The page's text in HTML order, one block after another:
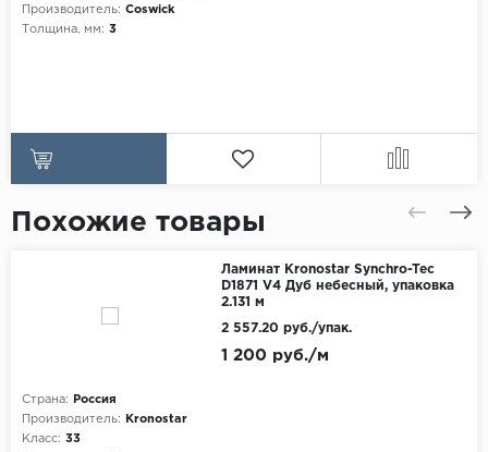
Производитель: Coswick
Толщина, мм: 3
Похожие товары
Ламинат Kronostar Synchro-Tec
D1871 V4 Дуб небесный, упаковка
2.131 м
Страна:
Россия
Производитель:
Kronostar
Класс: 33
1 200 руб./м
2 557.20 руб./упак.